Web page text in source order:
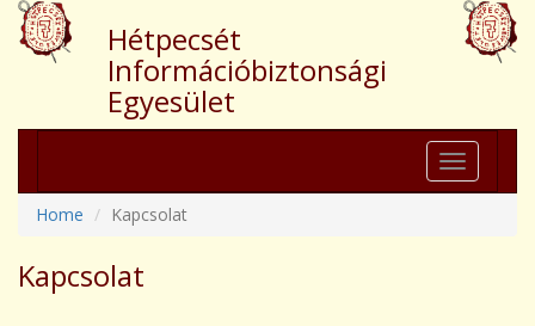
Hétpecsét
Információbiztonsági
Egyesület
Toggle
navigation
Home
Kapcsolat
Kapcsolat